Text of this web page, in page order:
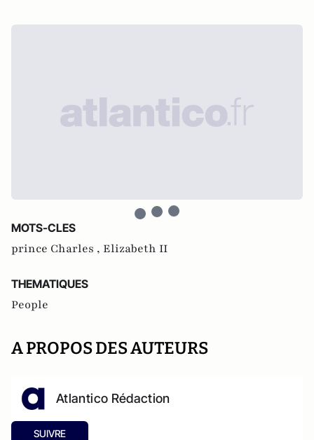
MOTS-CLES
prince Charles , Elizabeth II
THEMATIQUES
People
A PROPOS DES AUTEURS
Atlantico Rédaction
SUIVRE